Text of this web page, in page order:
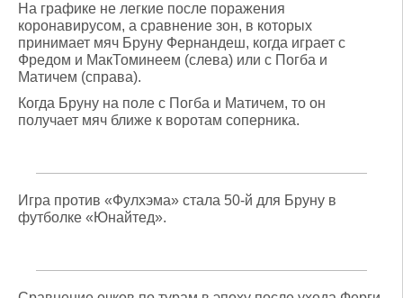
На графике не легкие после поражения
коронавирусом, а сравнение зон, в которых
принимает мяч Бруну Фернандеш, когда играет с
Фредом и МакТоминеем (слева) или с Погба и
Матичем (справа).
Когда Бруну на поле с Погба и Матичем, то он
получает мяч ближе к воротам соперника.
Игра против «Фулхэма» стала 50-й для Бруну в
футболке «Юнайтед».